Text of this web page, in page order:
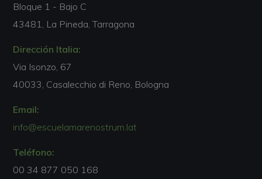
Bloque 1 - Bajo C
43481, La Pineda, Tarragona
Dirección Italia:
Via Isonzo, 67
40033, Casalecchio di Reno, Bologna
Email:
info@escuelamarenostrum.lat
Teléfono:
00 34 877 050 168